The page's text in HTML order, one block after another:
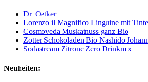
Dr. Oetker
Lorenzo il Magnifico Linguine mit
Cosmoveda Muskatnuss ganz Bio
Zotter Schokoladen Bio Nashido
Sodastream Zitrone Zero Drinkmix
Neuheiten: